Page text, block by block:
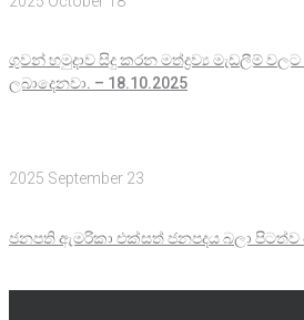
ගුවන් හමුදාව සිදු කරන මත්ද්‍රව්‍ය මැඩලීම්
ලබාදෙනවා. – 18.10.2025
2025 September 23
ජනපති ඇමරිකා එක්සත් ජනපදය බලා පිටත්ව